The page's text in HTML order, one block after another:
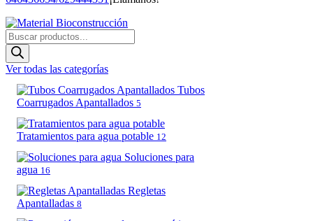
Búsqueda
de
productos
Ver todas las categorías
Tubos
Coarrugados Apantallados 5
Tratamientos para agua potable 12
Soluciones para
agua 16
Regletas
Apantalladas 8